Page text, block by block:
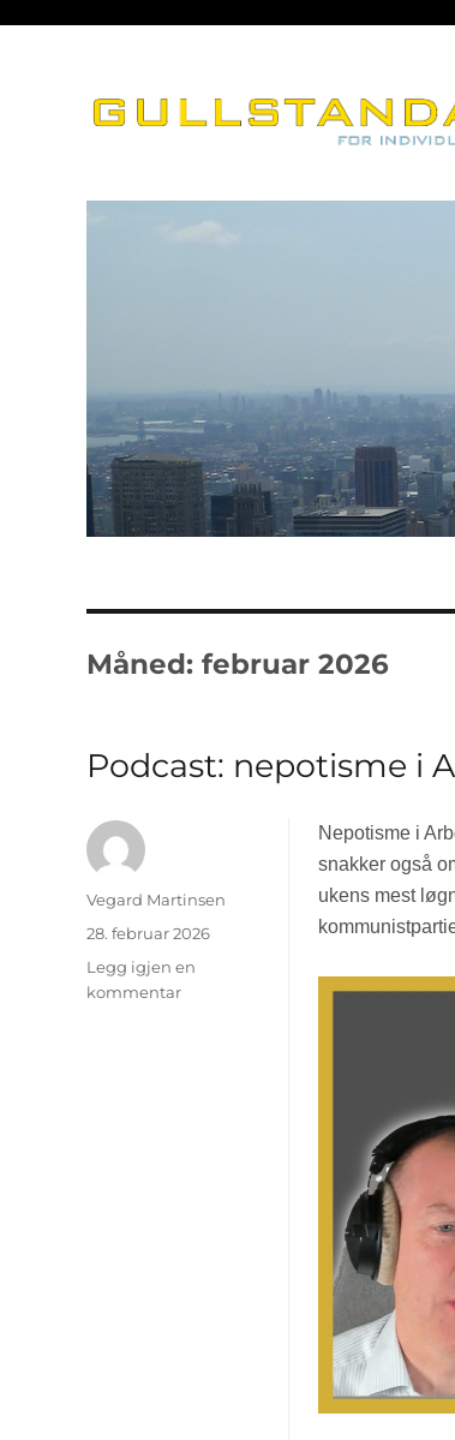
Måned: februar 2026
Podcast: nepotisme i
Nepotisme i
snakker også
ukens mest
Forfatter
Vegard Martinsen
Publisert
28. februar 2026
Legg igjen en
kommentar